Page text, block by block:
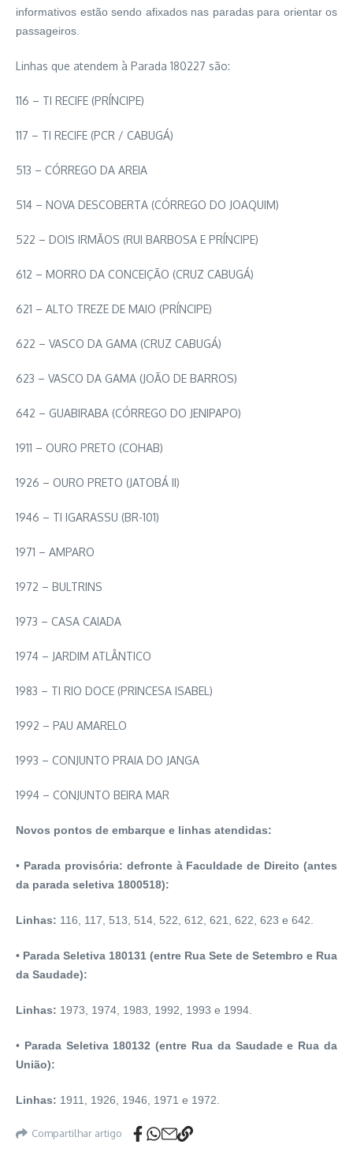
informativos estão sendo afixados nas paradas para orientar os
passageiros.
Linhas que atendem à Parada 180227 são:
116 – TI RECIFE (PRÍNCIPE)
117 – TI RECIFE (PCR / CABUGÁ)
513 – CÓRREGO DA AREIA
514 – NOVA DESCOBERTA (CÓRREGO DO JOAQUIM)
522 – DOIS IRMÃOS (RUI BARBOSA E PRÍNCIPE)
612 – MORRO DA CONCEIÇÃO (CRUZ CABUGÁ)
621 – ALTO TREZE DE MAIO (PRÍNCIPE)
622 – VASCO DA GAMA (CRUZ CABUGÁ)
623 – VASCO DA GAMA (JOÃO DE BARROS)
642 – GUABIRABA (CÓRREGO DO JENIPAPO)
1911 – OURO PRETO (COHAB)
1926 – OURO PRETO (JATOBÁ II)
1946 – TI IGARASSU (BR-101)
1971 – AMPARO
1972 – BULTRINS
1973 – CASA CAIADA
1974 – JARDIM ATLÂNTICO
1983 – TI RIO DOCE (PRINCESA ISABEL)
1992 – PAU AMARELO
1993 – CONJUNTO PRAIA DO JANGA
1994 – CONJUNTO BEIRA MAR
Novos pontos de embarque e linhas atendidas:
• Parada provisória: defronte à Faculdade de Direito (antes
da parada seletiva 1800518):
Linhas: 116, 117, 513, 514, 522, 612, 621, 622, 623 e 642.
• Parada Seletiva 180131 (entre Rua Sete de Setembro e Rua
da Saudade):
Linhas: 1973, 1974, 1983, 1992, 1993 e 1994.
• Parada Seletiva 180132 (entre Rua da Saudade e Rua da
União):
Linhas: 1911, 1926, 1946, 1971 e 1972.
Compartilhar artigo